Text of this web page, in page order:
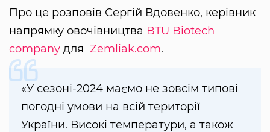
Про це розповів Сергій Вдовенко, керівник
напрямку овочівництва BTU Biotech
company для Zemliak.com.
«У сезоні-2024 маємо не зовсім типові
погодні умови на всій території
України. Високі температури, а також